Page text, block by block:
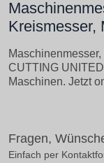
Kreismesser,
CUTTING
Maschinen. Jetzt
Fragen,
Einfach per